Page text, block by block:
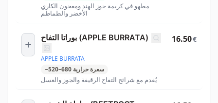
مطهو في كريمة جوز الهند ومعجون الكاري
الأخضر والطماطم
بوراتا التفاح (APPLE BURRATA)
APPLE BURRATA
~520–680 سعرة حرارية
يُقدم مع شرائح التفاح الرقيقة والجوز والعسل
16.50€